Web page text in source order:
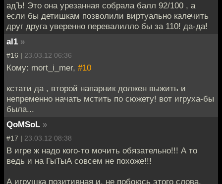
адЪ! Это она урезанная собрала балл 92/100 , а
если бы детишкам позволили виртуально калечить
друг друга уверенно перевалилло бы за 110! да-да!
al1 »
#16 | 23.03.12 06:36
Кому: mort_i_mer, #10
кстати да , второй напарник должен выжить и
непременно начать мстить по сюжету! вот игруха-бы
была...
QoMSoL »
#17 | 23.03.12 08:38
В игре ж надо кого-то мочить обязательно!!! А то
ведь и на ГыТыА совсем не похоже!!!
А игрушка позитивная и, не побоюсь этого слова,